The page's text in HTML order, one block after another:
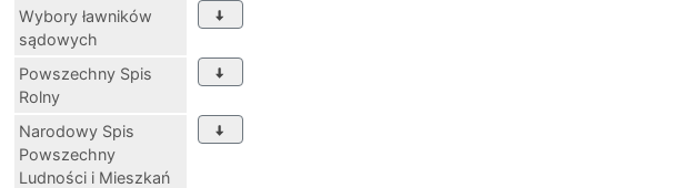
Wybory ławników
sądowych
Powszechny Spis
Rolny
Narodowy Spis
Powszechny
Ludności i Mieszkań